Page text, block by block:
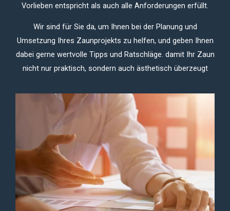
Vorlieben entspricht als auch alle Anforderungen erfüllt.
Wir sind für Sie da, um Ihnen bei der Planung und
Umsetzung Ihres Zaunprojekts zu helfen, und geben Ihnen
dabei gerne wertvolle Tipps und Ratschläge. damit Ihr Zaun
nicht nur praktisch, sondern auch ästhetisch überzeugt